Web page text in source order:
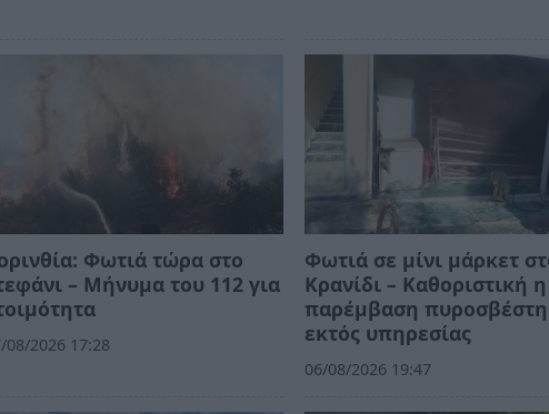
Φωτιά τώρα στο
– Μήνυμα του 112 για
08/2026 17:28
Φωτιά σε μίνι μάρκετ
Κρανίδι – Καθοριστική η
παρέμβαση πυροσβέστη
εκτός υπηρεσίας
06/08/2026 19:47